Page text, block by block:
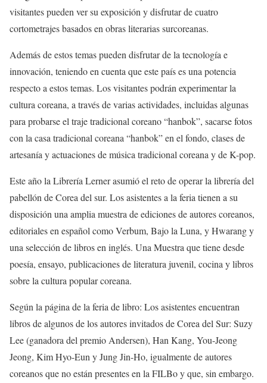
visitantes pueden ver su exposición y disfrutar de cuatro
cortometrajes basados en obras literarias surcoreanas.
Además de estos temas pueden disfrutar de la tecnología e
innovación, teniendo en cuenta que este país es una potencia
respecto a estos temas. Los visitantes podrán experimentar la
cultura coreana, a través de varias actividades, incluidas algunas
para probarse el traje tradicional coreano “hanbok”, sacarse fotos
con la casa tradicional coreana “hanbok” en el fondo, clases de
artesanía y actuaciones de música tradicional coreana y de K-pop.
Este año la Librería Lerner asumió el reto de operar la librería del
pabellón de Corea del sur. Los asistentes a la feria tienen a su
disposición una amplia muestra de ediciones de autores coreanos,
editoriales en español como Verbum, Bajo la Luna, y Hwarang y
una selección de libros en inglés. Una Muestra que tiene desde
poesía, ensayo, publicaciones de literatura juvenil, cocina y libros
sobre la cultura popular coreana.
Según la página de la feria de libro: Los asistentes encuentran
libros de algunos de los autores invitados de Corea del Sur: Suzy
Lee (ganadora del premio Andersen), Han Kang, You-Jeong
Jeong, Kim Hyo-Eun y Jung Jin-Ho, igualmente de autores
coreanos que no están presentes en la FILBo y que, sin embargo.